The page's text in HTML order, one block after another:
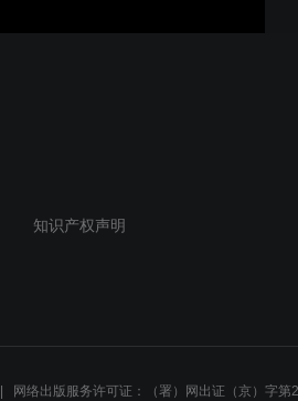
知识产权声明
网络出版服务许可证：（署）网出证（京）字第